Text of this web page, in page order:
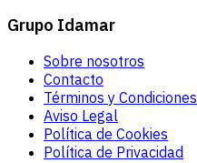
Grupo Idamar
Sobre nosotros
Contacto
Términos y Condiciones
Aviso Legal
Política de Cookies
Política de Privacidad